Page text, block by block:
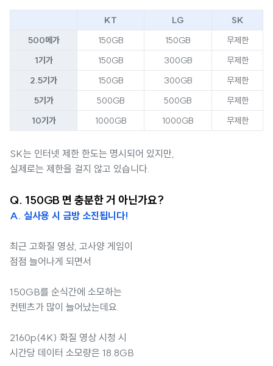
KT LG
SK
500메가
150GB 150GB
무제한
1기가
150GB 300GB
무제한
2.5기가
150GB 300GB
무제한
5기가
500GB 500GB
무제한
10기가
1000GB 1000GB 무제한
SK는 인터넷 제한 한도는 명시되어 있지만,
실제로는 제한을 걸지 않고 있습니다.
Q. 150GB 면 충분한 거 아닌가요?
A. 실사용 시 금방 소진됩니다!
최근 고화질 영상, 고사양 게임이
점점 늘어나게 되면서
150GB를 순식간에 소모하는
컨텐츠가 많이 늘어났는데요.
2160p(4K) 화질 영상 시청 시
시간당 데이터 소모량은 18.8GB